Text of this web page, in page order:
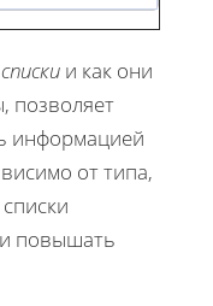
и как они
позволяет
информацией
от типа,
повышать